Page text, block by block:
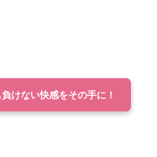
けない快感をその手に！